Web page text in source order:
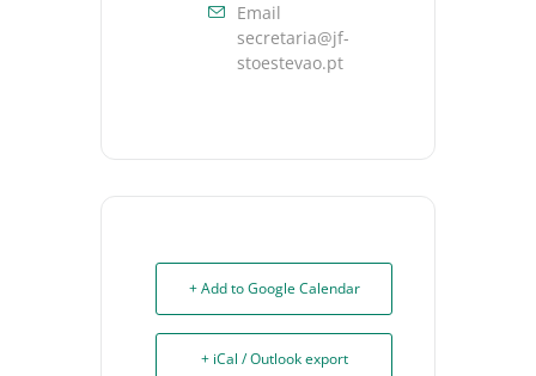
Email
secretaria@jf-
stoestevao.pt
+ Add to Google Calendar
+ iCal / Outlook export